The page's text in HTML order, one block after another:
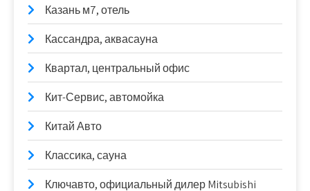
Казань м7, отель
Кассандра, аквасауна
Квартал, центральный офис
Кит-Сервис, автомойка
Китай Авто
Классика, сауна
Ключавто, официальный дилер Mitsubishi